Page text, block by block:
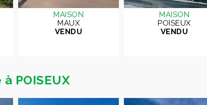
MAISON
MAUX
VENDU
MAISON
POISEUX
VENDU
POISEUX